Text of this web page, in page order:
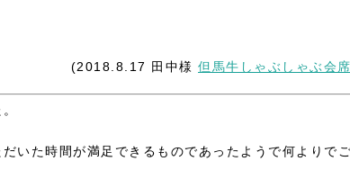
(2018.8.17 田中様 但馬牛しゃぶしゃぶ会席
いた時間が満足できるものであったようで何よりでご